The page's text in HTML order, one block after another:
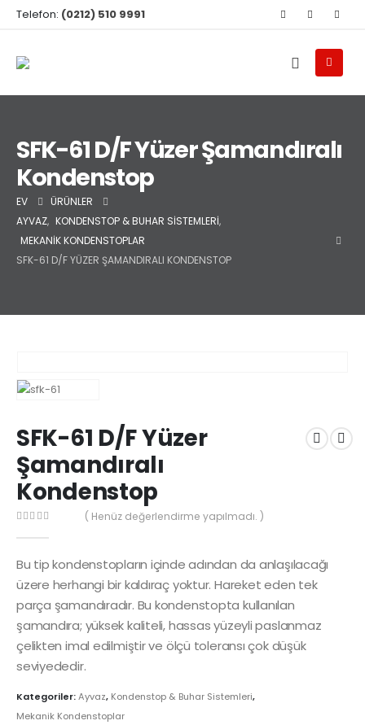
Telefon: (0212) 510 9991
SFK-61 D/F Yüzer Şamandıralı
Kondenstop
EV
ÜRÜNLER
AYVAZ, KONDENSTOP & BUHAR SISTEMLERI,
MEKANIK KONDENSTOPLAR
SFK-61 D/F YÜZER ŞAMANDIRALI KONDENSTOP
SFK-61 D/F Yüzer
Şamandıralı
Kondenstop
( Henüz değerlendirme yapılmadı. )
Bu tip kondenstopların içinde adından da anlaşılacağı
üzere herhangi bir kaldıraç yoktur. Hareket eden tek
parça şamandıradır. Bu kondenstopta kullanılan
şamandıra; yüksek kaliteli, hassas yüzeyli paslanmaz
çelikten imal edilmiştir ve ölçü toleransı çok düşük
seviyededir.
Kategoriler:Ayvaz, Kondenstop & Buhar Sistemleri,
Mekanik Kondenstoplar